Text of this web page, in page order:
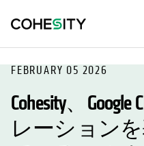
FEBRUARY 05 2026
Cohesity、
レーション